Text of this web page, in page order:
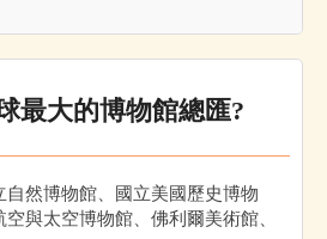
最大的博物館總匯?
然博物館、國立美國歷史博物
與太空博物館、佛利爾美術館、